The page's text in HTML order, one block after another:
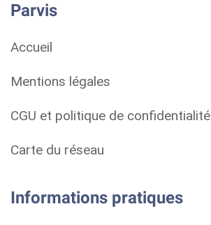
Parvis
Accueil
Mentions légales
CGU et politique de confidentialité
Carte du réseau
Informations pratiques